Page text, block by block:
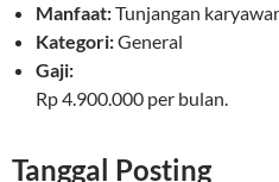
Manfaat:Tunjangan
Kategori:General
Gaji:
Rp 4.900.000 per bulan.
Tanggal Posting